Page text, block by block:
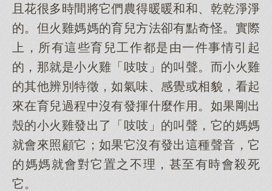
且花很多時間將它們農得暖暖和和、乾乾淨淨
的。但火雞媽媽的育兒方法卻有點奇怪。實際
上，所有這些育兒工作都是由一件事情引起
的，那就是小火雞「吱吱」的叫聲。而小火雞
的其他辨別特徵，如氣味、感覺或相貌，看起
來在育兒過程中沒有發揮什麼作用。如果剛出
殼的小火雞發出了「吱吱」的叫聲，它的媽媽
就會來照顧它；如果它沒有發出這種聲音，它
的媽媽就會對它置之不理，甚至有時會殺死
它。